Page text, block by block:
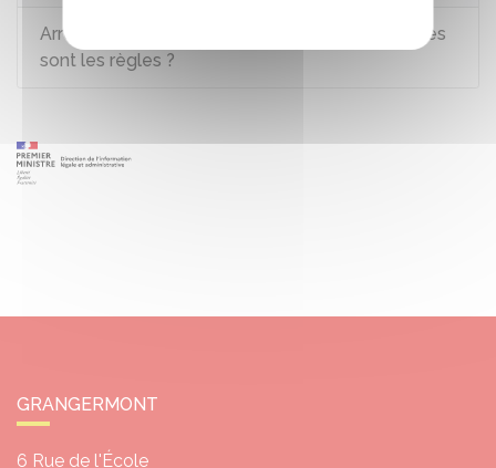
Arrêt maladie pendant la période d'essai : quelles
sont les règles ?
GRANGERMONT
6 Rue de l'École